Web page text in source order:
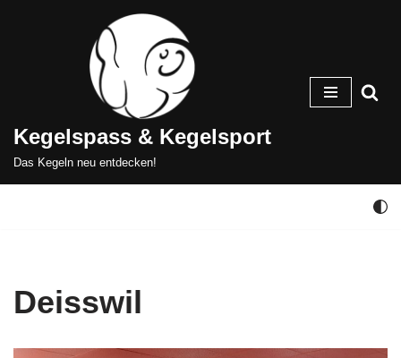
Kegelspass & Kegelsport
Das Kegeln neu entdecken!
Deisswil